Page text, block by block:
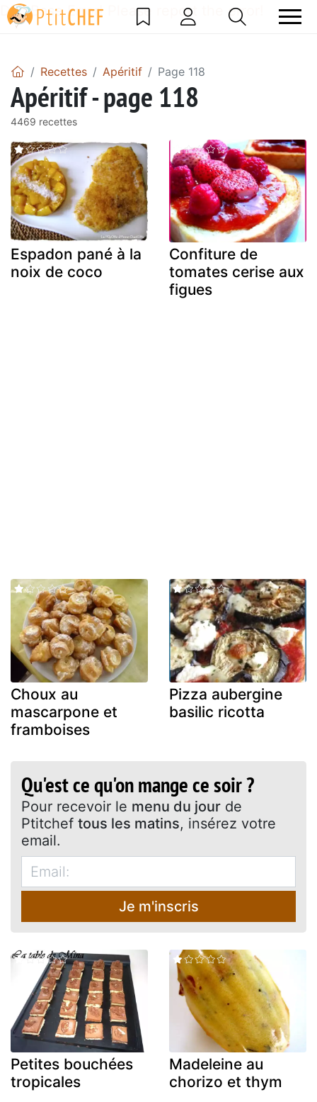
DataBase Error! Please report the error!
Recettes Apéritif Page 118
Apéritif - page 118
4469 recettes
Espadon pané à la
noix de coco
Confiture de
tomates cerise aux
figues
Choux au
mascarpone et
framboises
Pizza aubergine
basilic ricotta
Qu'est ce qu'on mange ce soir ?
Pour recevoir le menu du jour de
Ptitchef tous les matins, insérez votre
email.
Je m'inscris
Petites bouchées
tropicales
Madeleine au
chorizo et thym